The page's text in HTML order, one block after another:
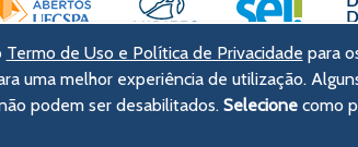
de Ciências da Saúde de Porto Alegre
Histórico
Termo de Uso e Política de Privacidade para
uma melhor experiência de utilização.
podem ser desabilitados. Selecione como